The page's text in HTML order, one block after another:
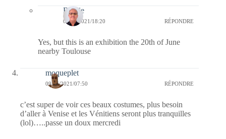
Bernie
09/06/2021/18:20 RÉPONDRE
Yes, but this is an exhibition the 20th of June
nearby Toulouse
moqueplet
09/06/2021/07:50 RÉPONDRE
c’est super de voir ces beaux costumes, plus besoin
d’aller à Venise et les Vénitiens seront plus tranquilles
(lol)…..passe un doux mercredi